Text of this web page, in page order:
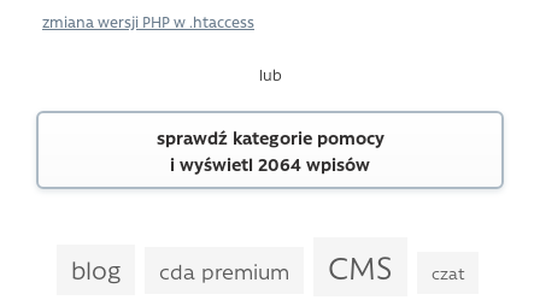
zmiana wersji PHP w .htaccess
lub
sprawdź kategorie pomocy
i wyświetl 2064 wpisów
blog cda premium CMS czat